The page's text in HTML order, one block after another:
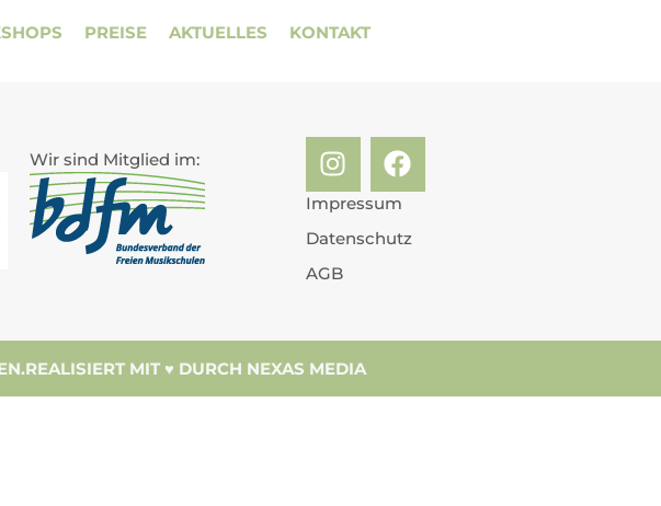
PREISE AKTUELLES KONTAKT
Wir sind Mitglied im:
Impressum
Datenschutz
AGB
REALISIERT MIT ♥ DURCH NEXAS MEDIA